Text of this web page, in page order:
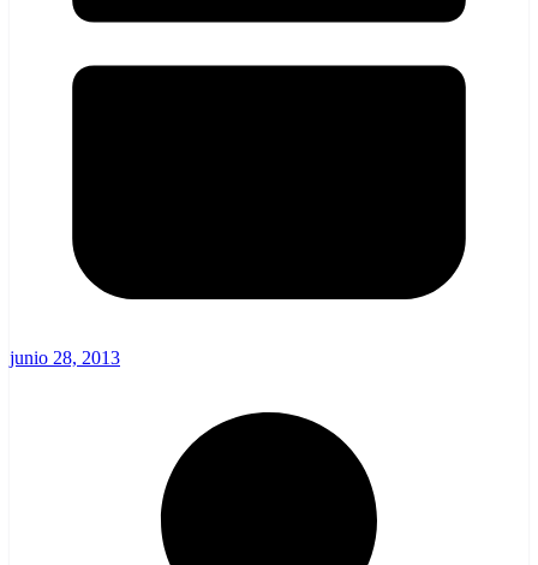
junio 28, 2013